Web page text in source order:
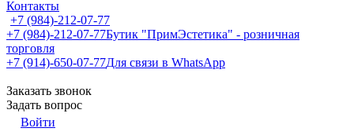
Контакты
+7 (984)-212-07-77
+7 (984)-212-07-77Бутик "ПримЭстетика" - розничная
торговля
+7 (914)-650-07-77Для связи в WhatsApp
Заказать звонок
Задать вопрос
Войти